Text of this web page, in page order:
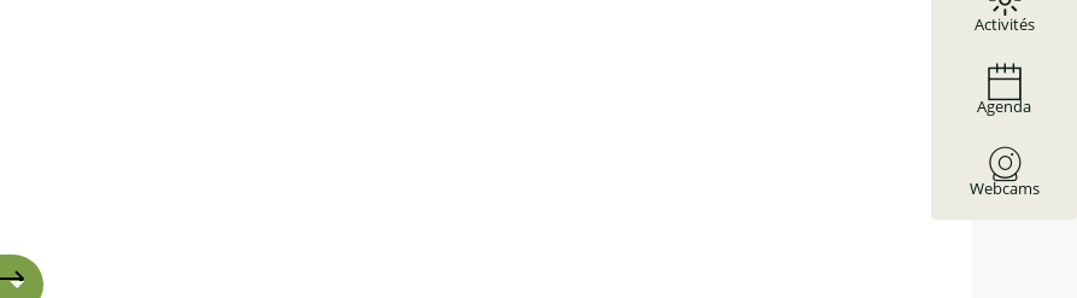
Activités
Agenda
Webcams